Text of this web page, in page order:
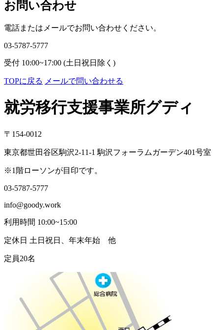
お問い合わせ
電話またはメールでお問い合わせください。
03-5787-5777
受付 10:00~17:00 (土日祝日除く)
TOPに戻る メールで問い合わせる
就労移行支援事業所グディ
〒154-0012
東京都世田谷区駒沢2-11-1 駒沢フォーラムガーデン401号室
※1階ローソンが目印です。
03-5787-5777
info@goody.work
利用時間 10:00~15:00
定休日 土日祝日、年末年始 他
定員20名